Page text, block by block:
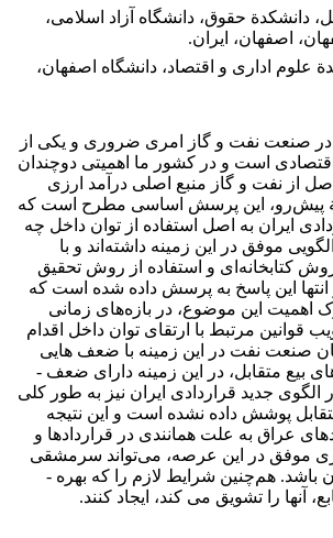
دانشکدة حقوق، دانشگاه آزاد اسلامی،
اصفهان، ایران.
علوم اداری و اقتصاد، دانشگاه اصفهان،
صنعت نفت و گاز امری ضروری و یکی از
است و در کشور ما اهمیتی دوچندان
از نفت و گاز منبع اصلی درآمد ارزی
پیش‌رو، این پرسش اساسی مطرح است که
ایران به اصل استفاده از توان داخل چه
موفق در این زمینه داشته‌اند و با
کتابخانه‌ای و استفاده از روش تحقیق
انتها این پاسخ به پرسش داده شده است که
اهمیت این موضوع، در بازه‌های زمانی
قوانین مرتبط با ارتقای توان داخل اقدام
صنعت نفت در این زمینه با ضعف­ هایی
روبه‌روست. قراردادهای بیع متقابل، در این زمینه دارای ضعف ­
الگوی جدید قراردادی ایران نیز به­ طور کلی
پوشش داده نشده است و این نتیجه
عراق به علت همانندی در قراردادها و
موفق در این عرصه، می‌تواند سرمشقی
برای قراردادهای ایران باشد. هم‌چنین شرایط لازم را که بهره ­
آن­ها را تشویق می کند، ایجاد کنند.